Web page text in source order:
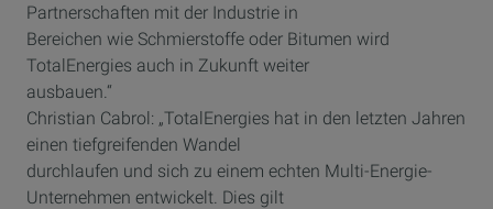
Partnerschaften mit der Industrie in
Bereichen wie Schmierstoffe oder Bitumen wird
TotalEnergies auch in Zukunft weiter
ausbauen.“
Christian Cabrol: „TotalEnergies hat in den letzten Jahren
einen tiefgreifenden Wandel
durchlaufen und sich zu einem echten Multi-Energie-
Unternehmen entwickelt. Dies gilt